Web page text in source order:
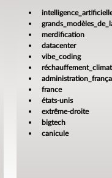
merdification
datacenter
vibe_coding
france
états-unis
extrême-droite
bigtech
canicule